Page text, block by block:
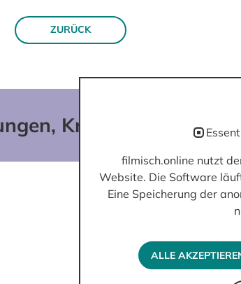
ZURÜCK
Kritik?
Gefördert von
filmisch.online nutzt
Website. Die Software
Eine Speicherung der
ALLE